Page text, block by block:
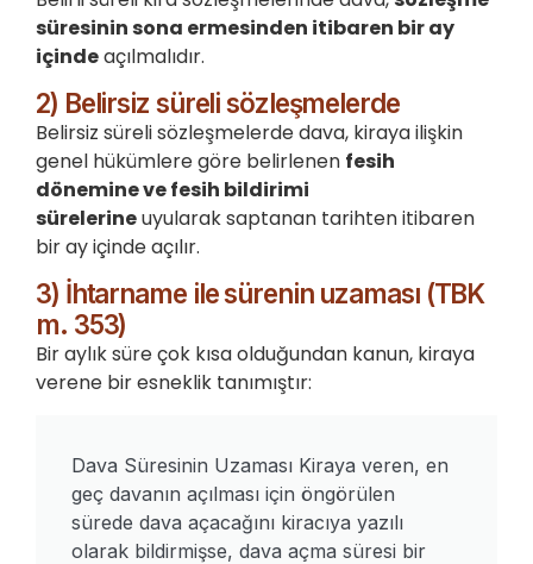
süresinin sona ermesinden itibaren bir ay
içindeaçılmalıdır.
2) Belirsiz süreli sözleşmelerde
Belirsiz süreli sözleşmelerde dava, kiraya ilişkin
genel hükümlere göre belirlenen fesih
dönemine ve fesih bildirimi
sürelerineuyularak saptanan tarihten itibaren
bir ay içinde açılır.
3) İhtarname ile sürenin uzaması (TBK
m. 353)
Bir aylık süre çok kısa olduğundan kanun, kiraya
verene bir esneklik tanımıştır:
Dava Süresinin Uzaması Kiraya veren, en
geç davanın açılması için öngörülen
sürede dava açacağını kiracıya yazılı
olarak bildirmişse, dava açma süresi bir